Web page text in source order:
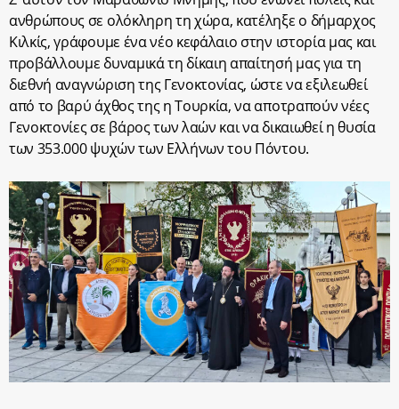
ανθρώπους σε ολόκληρη τη χώρα, κατέληξε ο δήμαρχος
Κιλκίς, γράφουμε ένα νέο κεφάλαιο στην ιστορία μας και
προβάλλουμε δυναμικά τη δίκαιη απαίτησή μας για τη
διεθνή αναγνώριση της Γενοκτονίας, ώστε να εξιλεωθεί
από το βαρύ άχθος της η Τουρκία, να αποτραπούν νέες
Γενοκτονίες σε βάρος των λαών και να δικαιωθεί η θυσία
των 353.000 ψυχών των Ελλήνων του Πόντου.